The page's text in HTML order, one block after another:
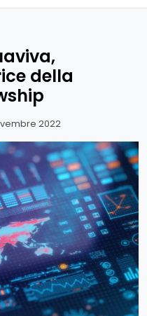
della
2022